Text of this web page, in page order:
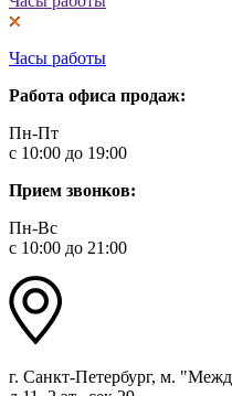
Часы работы
Работа офиса продаж:
Пн-Пт
с 10:00 до 19:00
Прием звонков:
Пн-Вс
с 10:00 до 21:00
г. Санкт-Петербург, м.